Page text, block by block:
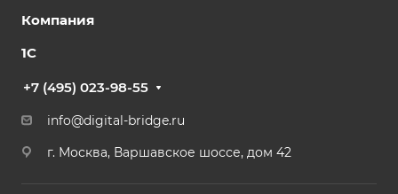
Компания
1С
+7 (495) 023-98-55
info@digital-bridge.ru
г. Москва, Варшавское шоссе, дом 42